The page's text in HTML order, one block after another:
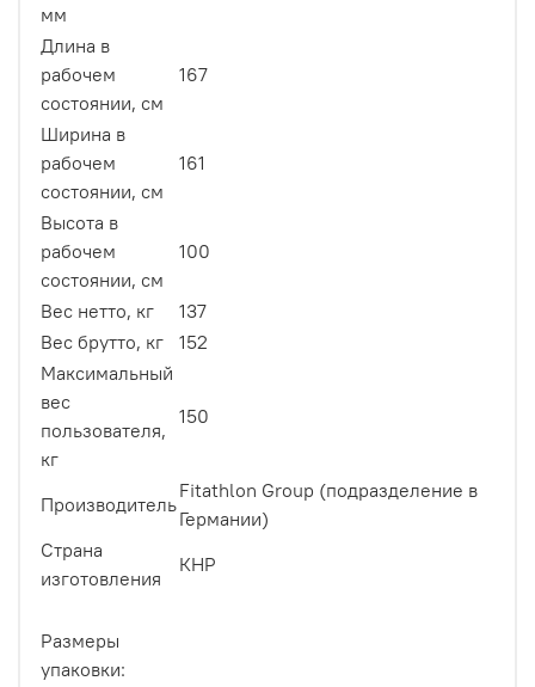
мм
Длина в
рабочем
состоянии, см
167
Ширина в
рабочем
состоянии, см
161
Высота в
рабочем
состоянии, см
100
Вес нетто, кг
137
Вес брутто, кг
152
Максимальный
вес
пользователя,
кг
150
Производитель
Fitathlon Group (подразделение в
Германии)
Страна
изготовления
КНР
Размеры
упаковки: